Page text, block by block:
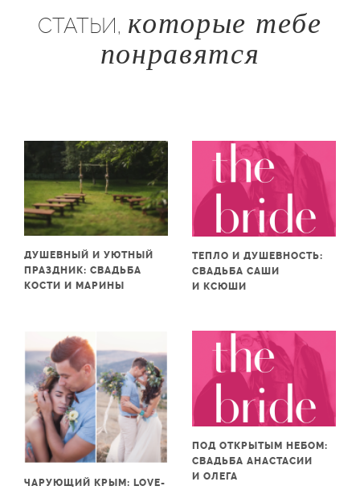
СТАТЬИ, которые тебе
понравятся
ДУШЕВНЫЙ И УЮТНЫЙ
ПРАЗДНИК: СВАДЬБА
КОСТИ И МАРИНЫ
ТЕПЛО И ДУШЕВНОСТЬ:
СВАДЬБА САШИ
И КСЮШИ
ЧАРУЮЩИЙ КРЫМ: LOVE-
ПОД ОТКРЫТЫМ НЕБОМ:
СВАДЬБА АНАСТАСИИ
И ОЛЕГА